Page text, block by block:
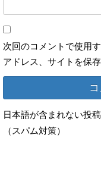
次回のコメントで使用
アドレス、サイトを保存
日本語が含まれない投
（スパム対策）